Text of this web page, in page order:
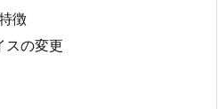
徴
スの変更